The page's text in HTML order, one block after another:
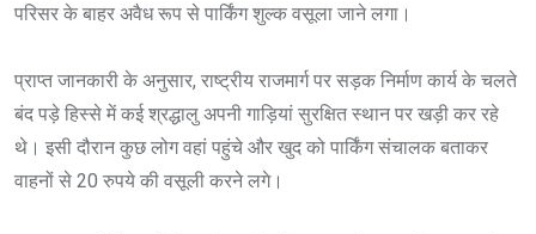
परिसर के बाहर अवैध रूप से पार्किंग शुल्क वसूला जाने लगा।
प्राप्त जानकारी के अनुसार, राष्ट्रीय राजमार्ग पर सड़क निर्माण कार्य के चलते
बंद पड़े हिस्से में कई श्रद्धालु अपनी गाड़ियां सुरक्षित स्थान पर खड़ी कर रहे
थे। इसी दौरान कुछ लोग वहां पहुंचे और खुद को पार्किंग संचालक बताकर
वाहनों से 20 रुपये की वसूली करने लगे।